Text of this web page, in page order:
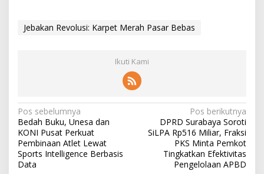
Jebakan Revolusi: Karpet Merah Pasar Bebas
Ikuti Kami
N
a
v
i
Pos sebelumnya
Bedah Buku, Unesa dan
KONI Pusat Perkuat
Pembinaan Atlet Lewat
Sports Intelligence Berbasis
Data
Pos berikutnya
DPRD Surabaya Soroti
SiLPA Rp516 Miliar, Fraksi
PKS Minta Pemkot
Tingkatkan Efektivitas
Pengelolaan APBD